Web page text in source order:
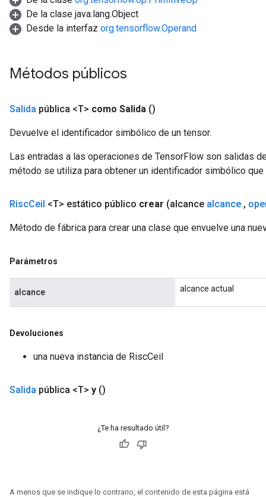
De la clase java.lang.Object
Desde la interfaz org.tensorflow.Operand
Métodos públicos
Salida pública <T> como Salida ()
Devuelve el identificador simbólico de un tensor.
Las entradas a las operaciones de TensorFlow son salidas
método se utiliza para obtener un identificador simbólico
RiscCeil <T> estático público crear (alcance alcance ,
Método de fábrica para crear una clase que envuelve una
Parámetros
alcance alcance actual
Devoluciones
una nueva instancia de RiscCeil
Salida pública <T> y ()
¿Te ha resultado útil?
A menos que se indique lo contrario, el contenido de esta página está